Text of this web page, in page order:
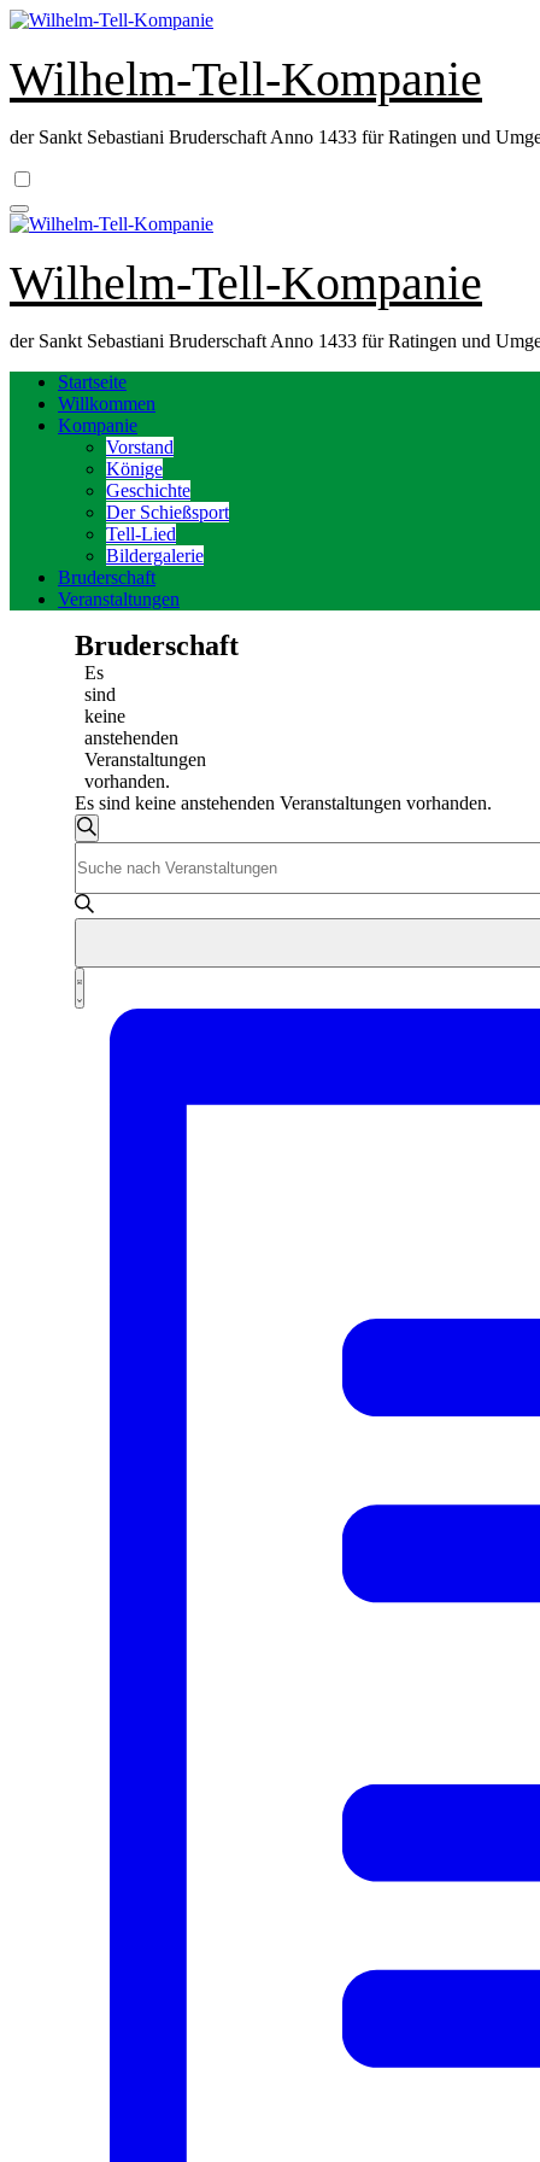
Zum
springen
Wilhelm-Tell-Kompanie
der Sankt Sebastiani Bruderschaft Anno 1433 für Ratingen und
Wilhelm-Tell-Kompanie
der Sankt Sebastiani Bruderschaft Anno 1433 für Ratingen und
Startseite
Willkommen
Kompanie
Vorstand
Könige
Geschichte
Der Schießsport
Tell-Lied
Bildergalerie
Bruderschaft
Veranstaltungen
Bruderschaft
Es
sind
keine
anstehenden
Veranstaltungen
vorhanden.
Es sind keine anstehenden Veranstaltungen vorhanden.
Veranstaltungen
Suche
und
Ansichten,
Navigation
Suche
Schlüsselwort
eingeben.
Suche
Veranstaltungen
Schlüsselwort.
Veranstaltung
Ansichten-
Navigation
Liste